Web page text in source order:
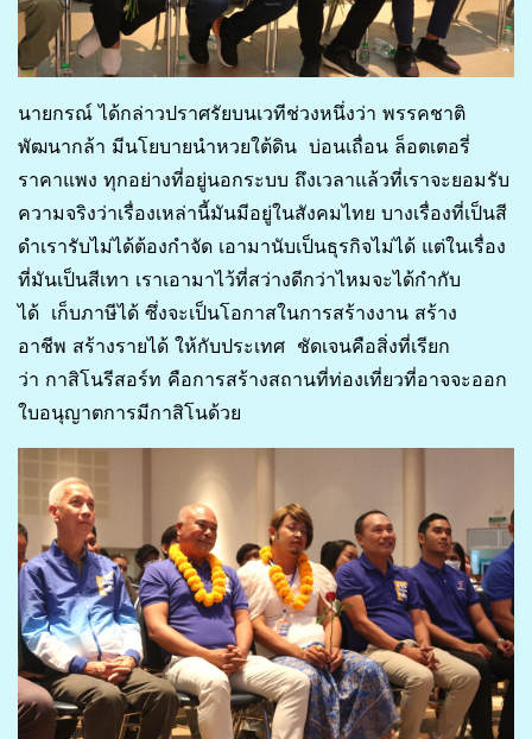
นายกรณ์ ได้กล่าวปราศรัยบนเวทีช่วงหนึ่งว่า พรรคชาติ
พัฒนากล้า มีนโยบายนำหวยใต้ดิน บ่อนเถื่อน ล็อตเตอรี่
ราคาแพง ทุกอย่างที่อยู่นอกระบบ ถึงเวลาแล้วที่เราจะยอมรับ
ความจริงว่าเรื่องเหล่านี้มันมีอยู่ในสังคมไทย บางเรื่องที่เป็นสี
ดำเรารับไม่ได้ต้องกำจัด เอามานับเป็นธุรกิจไม่ได้ แต่ในเรื่อง
ที่มันเป็นสีเทา เราเอามาไว้ที่สว่างดีกว่าไหมจะได้กำกับ
ได้ เก็บภาษีได้ ซึ่งจะเป็นโอกาสในการสร้างงาน สร้าง
อาชีพ สร้างรายได้ ให้กับประเทศ ชัดเจนคือสิ่งที่เรียก
ว่า กาสิโนรีสอร์ท คือการสร้างสถานที่ท่องเที่ยวที่อาจจะออก
ใบอนุญาตการมีกาสิโนด้วย